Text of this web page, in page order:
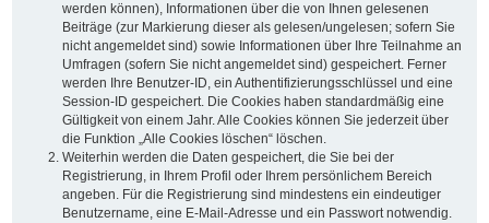
werden können), Informationen über die von Ihnen gelesenen
Beiträge (zur Markierung dieser als gelesen/ungelesen; sofern Sie
nicht angemeldet sind) sowie Informationen über Ihre Teilnahme an
Umfragen (sofern Sie nicht angemeldet sind) gespeichert. Ferner
werden Ihre Benutzer-ID, ein Authentifizierungsschlüssel und eine
Session-ID gespeichert. Die Cookies haben standardmäßig eine
Gültigkeit von einem Jahr. Alle Cookies können Sie jederzeit über
die Funktion „Alle Cookies löschen“ löschen.
Weiterhin werden die Daten gespeichert, die Sie bei der
Registrierung, in Ihrem Profil oder Ihrem persönlichem Bereich
angeben. Für die Registrierung sind mindestens ein eindeutiger
Benutzername, eine E-Mail-Adresse und ein Passwort notwendig.